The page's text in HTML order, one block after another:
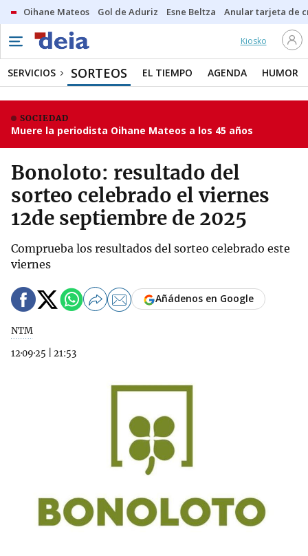
Oihane Mateos Gol de Aduriz Esne Beltza Anular tarjeta de
Kiosko
SERVICIOS SORTEOS EL TIEMPO AGENDA HUMOR
SOCIEDAD
Muere la periodista Oihane Mateos a los 45 años
Bonoloto: resultado del
sorteo celebrado el viernes
12de septiembre de 2025
Comprueba los resultados del sorteo celebrado este
viernes
NTM
12·09·25
21:53
Añádenos en Google